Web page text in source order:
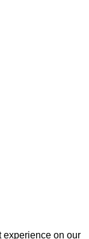
experience on our